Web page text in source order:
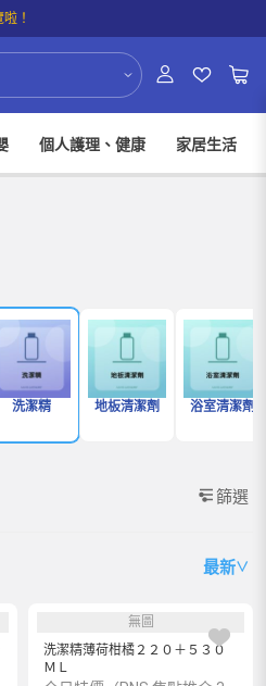
！
個人護理、健康 家居生活
洗潔精 地板清潔劑 浴室清潔劑
篩選
最新∨
無圖
洗潔精薄荷柑橘２２０＋５３０
ＭＬ